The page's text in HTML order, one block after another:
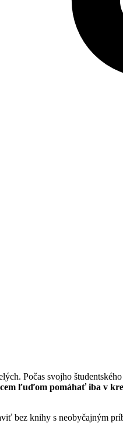
Počas svojho
ľuďom pomáhať iba v
bez knihy s neobyčajným